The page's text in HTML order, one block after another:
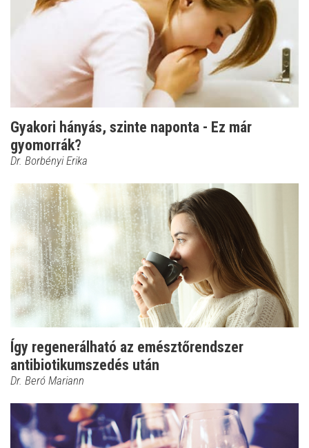
Gyakori hányás, szinte naponta - Ez már
gyomorrák?
Dr. Borbényi Erika
Így regenerálható az emésztőrendszer
antibiotikumszedés után
Dr. Beró Mariann